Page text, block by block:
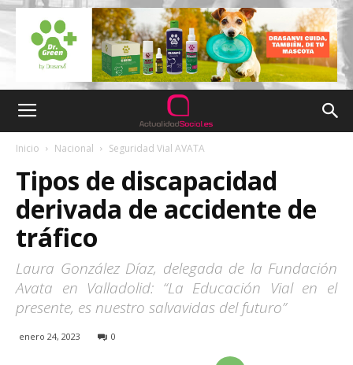
Inicio Nacional Seguridad Vial AVATA
Tipos de discapacidad
derivada de accidente de
tráfico
Laura González Díaz, delegada de la Fundación
Avata en Valladolid: “La Educación Vial en el
presente, es nuestro salvavidas del futuro”
enero 24, 2023 0